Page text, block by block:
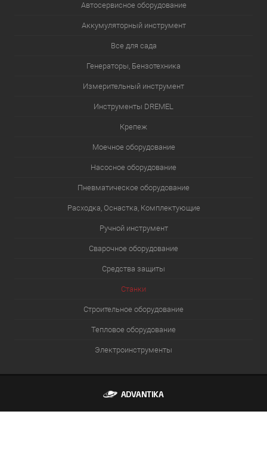
Автосервисное оборудование
Аккумуляторный инструмент
Все для сада
Генераторы, Бензотехника
Измерительный инструмент
Инструменты DREMEL
Крепеж
Моечное оборудование
Насосное оборудование
Пневматическое оборудование
Расходка, Оснастка, Комплектующие
Ручной инструмент
Сварочное оборудование
Средства защиты
Станки
Строительное оборудование
Тепловое оборудование
Электроинструменты